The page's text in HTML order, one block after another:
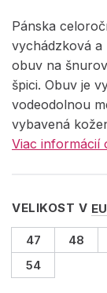
Pánska
vychádzková a
obuv na
špici. Obuv je
vodeodolnou
vybavená
Viac informácií
VELIKOST V
47 48
54